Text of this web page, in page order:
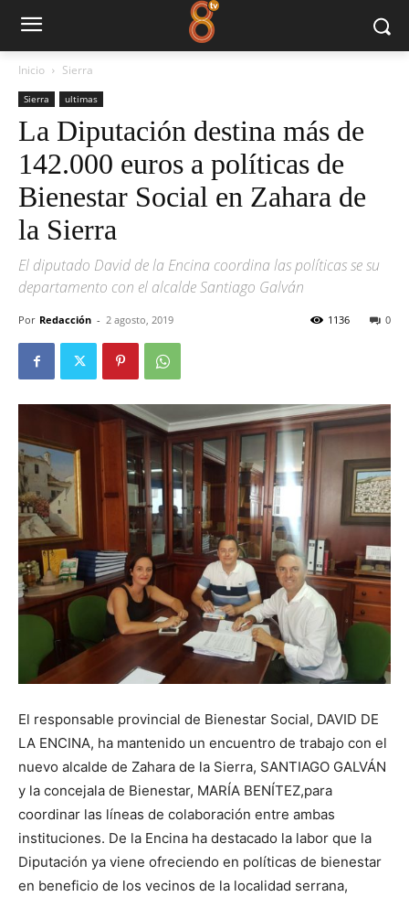
Inicio Sierra
Sierra ultimas
La Diputación destina más de
142.000 euros a políticas de
Bienestar Social en Zahara de
la Sierra
El diputado David de la Encina coordina las políticas se su
departamento con el alcalde Santiago Galván
Por Redacción - 2 agosto, 2019 0
1136
El responsable provincial de Bienestar Social, DAVID DE
LA ENCINA, ha mantenido un encuentro de trabajo con el
nuevo alcalde de Zahara de la Sierra, SANTIAGO GALVÁN
y la concejala de Bienestar, MARÍA BENÍTEZ,para
coordinar las líneas de colaboración entre ambas
instituciones. De la Encina ha destacado la labor que la
Diputación ya viene ofreciendo en políticas de bienestar
en beneficio de los vecinos de la localidad serrana,